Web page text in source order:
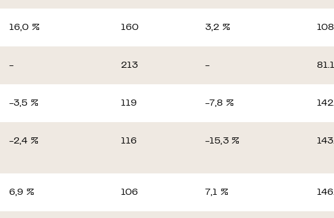
16,0 % 160 3,2 %
- 213 -
-3,5 % 119 -7,8 %
-2,4 % 116 -15,3 %
6,9 % 106 7,1 %